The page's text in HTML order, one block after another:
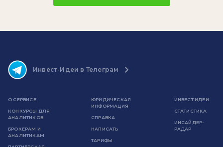
Инвест-Идеи в Телеграм
О СЕРВИСЕ
КОНКУРСЫ ДЛЯ
АНАЛИТИКОВ
БРОКЕРАМ И
АНАЛИТИКАМ
ЮРИДИЧЕСКАЯ
ИНФОРМАЦИЯ
СПРАВКА
НАПИСАТЬ
ТАРИФЫ
ИНВЕСТ ИДЕИ
СТАТИСТИКА
ИНСАЙДЕР-
РАДАР